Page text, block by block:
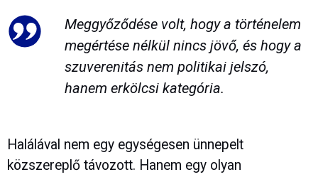
Meggyőződése volt, hogy a történelem
megértése nélkül nincs jövő, és hogy a
szuverenitás nem politikai jelszó,
hanem erkölcsi kategória.
Halálával nem egy egységesen ünnepelt
közszereplő távozott. Hanem egy olyan